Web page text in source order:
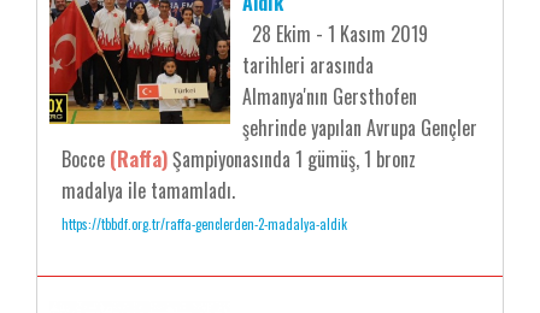
28 Ekim - 1 Kasım 2019
tarihleri arasında
Almanya'nın Gersthofen
şehrinde yapılan Avrupa Gençler
Bocce (Raffa)Şampiyonasında 1 gümüş, 1 bronz
madalya ile tamamladı.
https://tbbdf.org.tr/raffa-genclerden-2-madalya-aldik